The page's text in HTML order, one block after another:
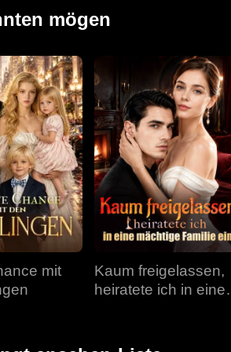
Kopf gestellt, von hoffnungsvollen
mögen
mit
Kaum freigelassen,
heiratete ich in eine